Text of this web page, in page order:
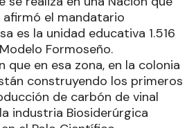
afirmó el mandatario
es la unidad educativa 1.516
Formoseño.
que en esa zona, en la colonia
construyendo los primeros
de carbón de vinal
industria Biosiderúrgica